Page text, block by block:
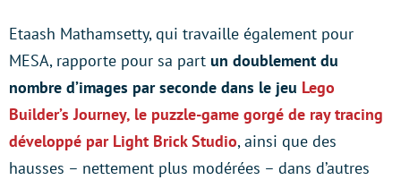
Etaash Mathamsetty, qui travaille également pour
MESA, rapporte pour sa part un doublement du
nombre d’images par seconde dans le jeu Lego
Builder’s Journey, le puzzle-game gorgé de ray tracing
développé par Light Brick Studio, ainsi que des
hausses – nettement plus modérées – dans d’autres